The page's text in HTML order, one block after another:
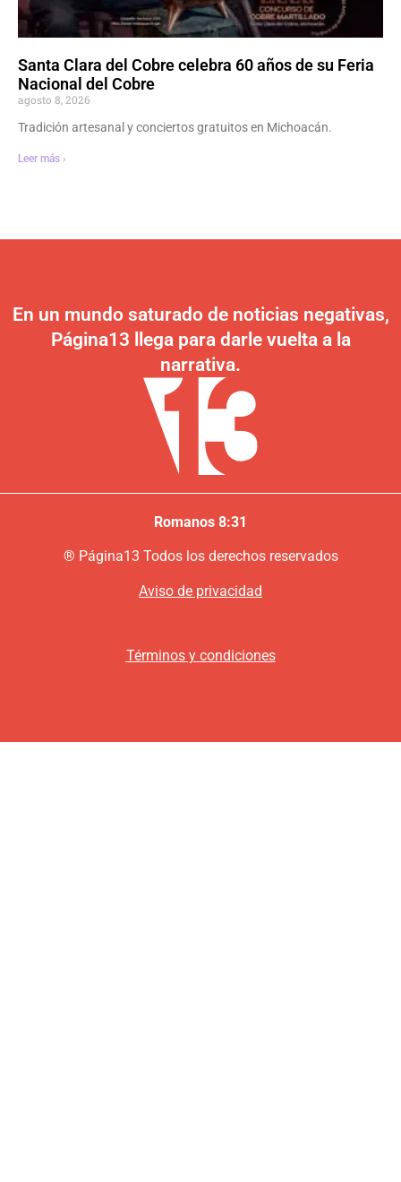
Santa Clara del Cobre celebra 60 años de su Feria
Nacional del Cobre
agosto 8, 2026
Tradición artesanal y conciertos gratuitos en Michoacán.
Leer más ›
En un mundo saturado de noticias negativas,
Página13 llega para darle vuelta a la
narrativa.
Romanos 8:31
® Página13 Todos los derechos reservados
Aviso de privacidad
Términos y condiciones